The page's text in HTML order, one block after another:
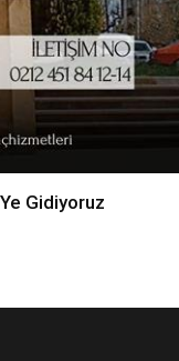
Gidiyoruz